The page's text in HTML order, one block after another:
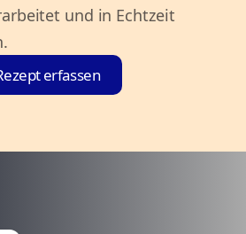
und in Echtzeit
erfassen